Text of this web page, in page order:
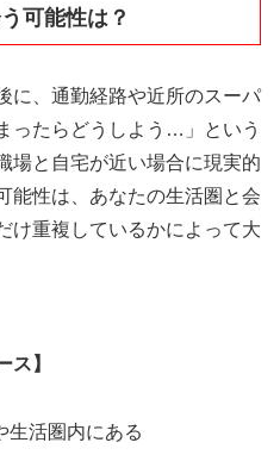
可能性は？
に、通勤経路や近所のスーパ
ったらどうしよう…」という
場と自宅が近い場合に現実的
能性は、あなたの生活圏と会
け重複しているかによって大
ス】
生活圏内にある